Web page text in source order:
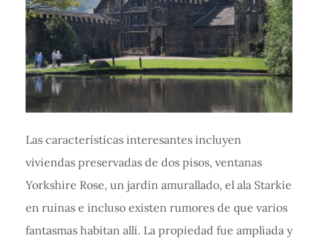
Las características interesantes incluyen
viviendas preservadas de dos pisos, ventanas
Yorkshire Rose, un jardín amurallado, el ala Starkie
en ruinas e incluso existen rumores de que varios
fantasmas habitan allí. La propiedad fue ampliada y